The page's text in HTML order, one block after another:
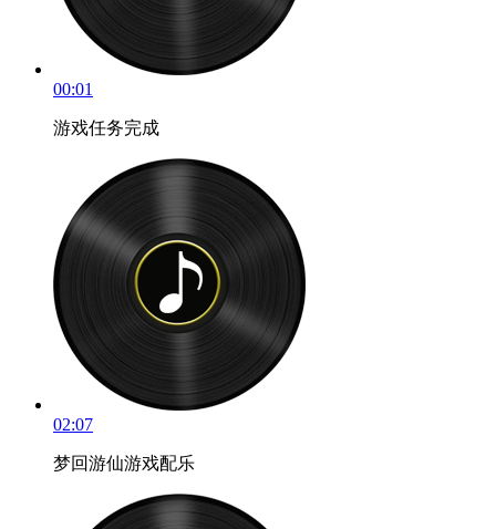
00:01
游戏任务完成
02:07
梦回游仙游戏配乐